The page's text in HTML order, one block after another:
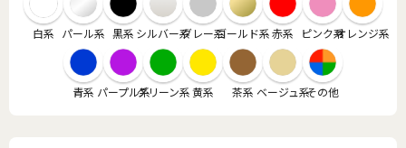
白系 パール系 黒系 シルバー系グレー系ゴールド系赤系 ピンク系オレンジ系
青系 パープル系グリーン系黄系 茶系 ベージュ系その他